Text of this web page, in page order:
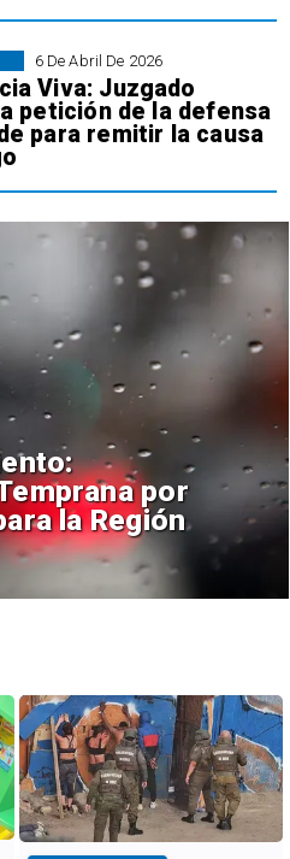
6 De Abril De 2026
Viva: Juzgado
petición de la defensa
para remitir la causa
por
la Región